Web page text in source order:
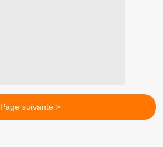
Page suivante >